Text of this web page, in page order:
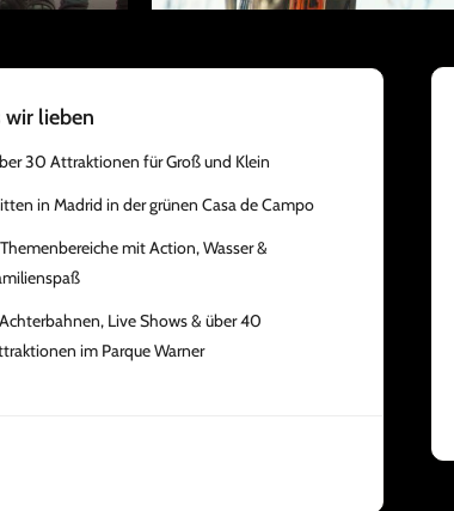
wir lieben
30 Attraktionen für Groß und Klein
in Madrid in der grünen Casa de Campo
mit Action, Wasser &
Live Shows & über 40
im Parque Warner